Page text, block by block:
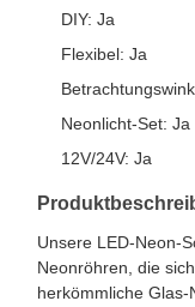
DIY: Ja
Flexibel: Ja
Neonlicht-Set: Ja
12V/24V: Ja
Unsere LED-Neon-
Neonröhren, die
herkömmliche